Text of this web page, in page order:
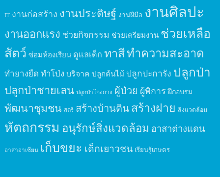
IT งานก่อสร้าง งานประดิษฐ์ งานฝีมือ งานศิลปะ
งานออกแรง ช่วยกิจกรรม ช่วยเตรียมงาน ช่วยเหลือ
สัตว์ ซ่อมห้องเรียน ดูแลเด็ก ทาสีทำความสะอาด
ทำยางยืด ทำโป่ง บริจาค ปลูกต้นไม้ ปลูกปะการัง ปลูกป่า
ปลูกป่าชายเลน ปลูกป่าโกงกาง ผู้ป่วย ผู้พิการ ฝึกอบรม
พัฒนาชุมชน สตรี สร้างบ้านดินสร้างฝาย สิ่งแวดล้อม
หัตถกรรม อนุรักษ์สิ่งแวดล้อม อาสาต่างแดน
อาสาอาเซียน เก็บขยะ เด็กเยาวชน เรียนรู้เกษตร